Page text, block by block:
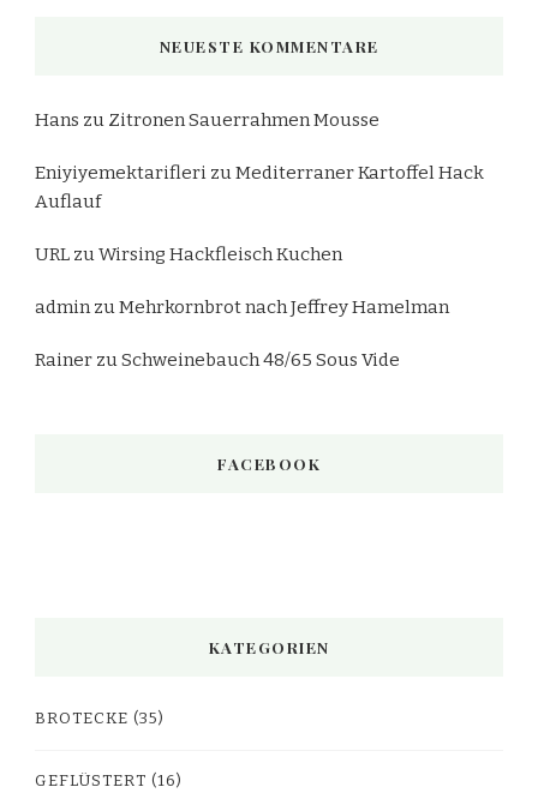
NEUESTE KOMMENTARE
Hans zu Zitronen Sauerrahmen Mousse
Eniyiyemektarifleri zuMediterraner Kartoffel Hack
Auflauf
URL zuWirsing Hackfleisch Kuchen
adminzuMehrkornbrot nach Jeffrey Hamelman
Rainer zuSchweinebauch 48/65 Sous Vide
FACEBOOK
KATEGORIEN
BROTECKE (35)
GEFLÜSTERT (16)